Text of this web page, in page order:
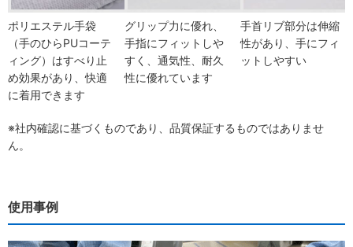
ポリエステル手袋
（手のひらPUコーテ
ィング）はすべり止
め効果があり、快適
に着用できます
グリップ力に優れ、
手指にフィットしや
すく、通気性、耐久
性に優れています
手首リブ部分は伸縮
性があり、手にフィ
ットしやすい
※社内確認に基づくものであり、品質保証するものではありませ
ん。
使用事例